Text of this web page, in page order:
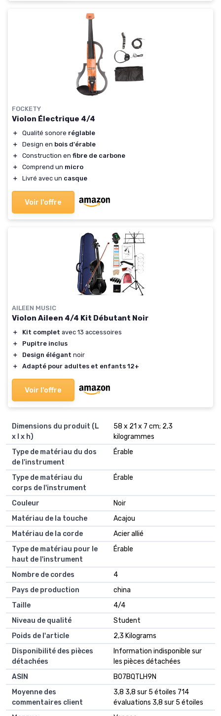
FOCKETY
Violon Électrique 4/4
＋ Qualité sonore réglable
＋
Design en bois d'érable
＋
Construction en fibre de carbone
＋
Comprend un micro
＋
Livré avec un casque
Voir l'offre
AILEEN MUSIC
Violon Aileen 4/4 Kit Débutant Noir
＋ Kit complet avec 13 accessoires
＋
Pupitre inclus
＋
Design élégant noir
＋
Adapté pour adultes et enfants 12+
Voir l'offre
Dimensions du produit (L
x l x h)
‎58 x 21 x 7 cm; 2,3
kilogrammes
Type de matériau du dos
de l'instrument
‎Érable
Type de matériau du
corps de l'instrument
‎Érable
Couleur
‎Noir
Matériau de la touche
‎Acajou
Matériau de la corde
‎Acier allié
Type de matériau pour le
haut de l'instrument
‎Érable
Nombre de cordes
‎4
Pays de production
‎china
Taille
‎4/4
Niveau de qualité
‎Student
Poids de l'article
‎2,3 Kilograms
Disponibilité des pièces
détachées
‎Information indisponible sur
les pièces détachées
ASIN
B07BQTLH9N
Moyenne des
commentaires client
3,8 3,8 sur 5 étoiles 714
évaluations 3,8 sur 5 étoiles